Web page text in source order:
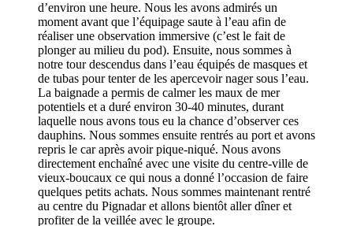
d’environ une heure. Nous les avons admirés un
moment avant que l’équipage saute à l’eau afin de
réaliser une observation immersive (c’est le fait de
plonger au milieu du pod). Ensuite, nous sommes à
notre tour descendus dans l’eau équipés de masques et
de tubas pour tenter de les apercevoir nager sous l’eau.
La baignade a permis de calmer les maux de mer
potentiels et a duré environ 30-40 minutes, durant
laquelle nous avons tous eu la chance d’observer ces
dauphins. Nous sommes ensuite rentrés au port et avons
repris le car après avoir pique-niqué. Nous avons
directement enchaîné avec une visite du centre-ville de
vieux-boucaux ce qui nous a donné l’occasion de faire
quelques petits achats. Nous sommes maintenant rentré
au centre du Pignadar et allons bientôt aller dîner et
profiter de la veillée avec le groupe.